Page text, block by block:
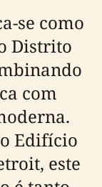
se como
Distrito
com
Edifício
este